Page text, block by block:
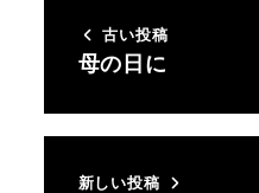
古い投稿
母の日に
新しい投稿